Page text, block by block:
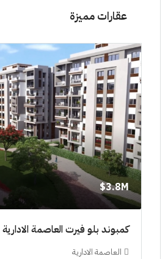
عقارات مميزة
3.8M$
كمبوند بلو فيرت العاصمة الادارية
العاصمة الادارية